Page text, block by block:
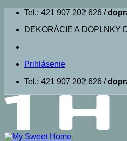
Skip
content
Tel.: 421 907 202 626 /
DEKORÁCIE A DOPLNKY
Prihlásenie
Tel.: 421 907 202 626 /